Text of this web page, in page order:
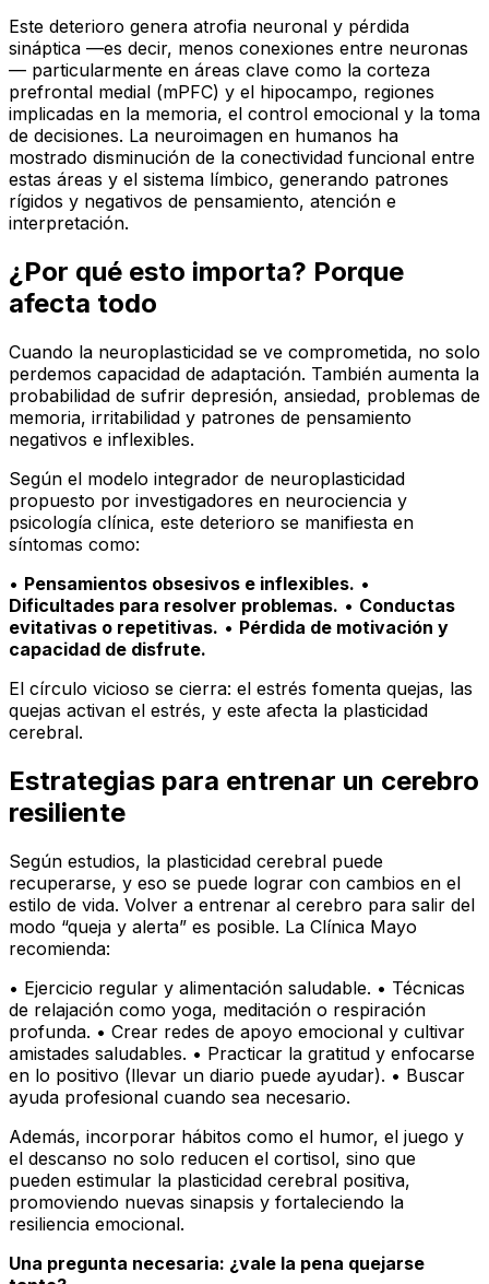
Este deterioro genera atrofia neuronal y pérdida
sináptica —es decir, menos conexiones entre neuronas
— particularmente en áreas clave como la corteza
prefrontal medial (mPFC) y el hipocampo, regiones
implicadas en la memoria, el control emocional y la toma
de decisiones. La neuroimagen en humanos ha
mostrado disminución de la conectividad funcional entre
estas áreas y el sistema límbico, generando patrones
rígidos y negativos de pensamiento, atención e
interpretación.
¿Por qué esto importa? Porque
afecta todo
Cuando la neuroplasticidad se ve comprometida, no solo
perdemos capacidad de adaptación. También aumenta la
probabilidad de sufrir depresión, ansiedad, problemas de
memoria, irritabilidad y patrones de pensamiento
negativos e inflexibles.
Según el modelo integrador de neuroplasticidad
propuesto por investigadores en neurociencia y
psicología clínica, este deterioro se manifiesta en
síntomas como:
• Pensamientos obsesivos e inflexibles. •
Dificultades para resolver problemas. • Conductas
evitativas o repetitivas. • Pérdida de motivación y
capacidad de disfrute.
El círculo vicioso se cierra: el estrés fomenta quejas, las
quejas activan el estrés, y este afecta la plasticidad
cerebral.
Estrategias para entrenar un cerebro
resiliente
Según estudios, la plasticidad cerebral puede
recuperarse, y eso se puede lograr con cambios en el
estilo de vida. Volver a entrenar al cerebro para salir del
modo “queja y alerta” es posible. La Clínica Mayo
recomienda:
• Ejercicio regular y alimentación saludable. • Técnicas
de relajación como yoga, meditación o respiración
profunda. • Crear redes de apoyo emocional y cultivar
amistades saludables. • Practicar la gratitud y enfocarse
en lo positivo (llevar un diario puede ayudar). • Buscar
ayuda profesional cuando sea necesario.
Además, incorporar hábitos como el humor, el juego y
el descanso no solo reducen el cortisol, sino que
pueden estimular la plasticidad cerebral positiva,
promoviendo nuevas sinapsis y fortaleciendo la
resiliencia emocional.
Una pregunta necesaria: ¿vale la pena quejarse